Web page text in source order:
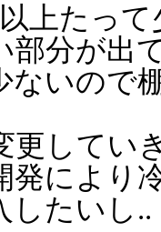
上たっ
部分が出
ないので
更してい
発により
したいし..